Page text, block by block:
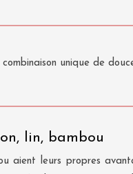
unique de
lin, bambou
aient leurs propres